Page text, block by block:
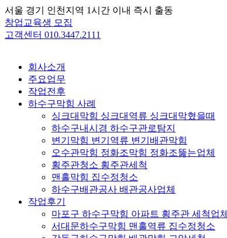
Skip
to
content
서울 경기 인천지역 1시간 이내 즉시 출동
창업교육생 모집
고객센터 010.3447.2111
회사소개
주요업무
작업전후
하수구막힘 사례
싱크대막힘 싱크대역류 싱크대막혔을때
하수구내시경 하수구관로탐지
변기막힘 변기역류 변기배관막힘
오수관막힘 정화조막힘 정화조뚫는업체
횡주관청소 횡주관세척
맨홀막힘 집수정청소
하수구배관공사 배관공사업체
작업후기
마포구 하수구막힘 아파트 횡주관 세척업체
서대문하수구막힘 맨홀역류 집수정청소